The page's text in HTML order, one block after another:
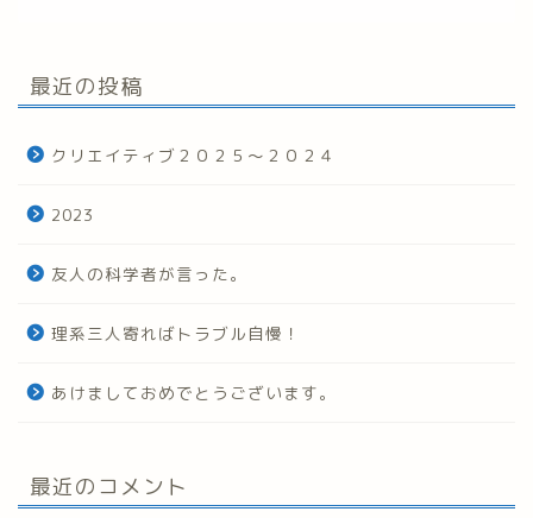
最近の投稿
クリエイティブ２０２５～２０２４
2023
友人の科学者が言った。
理系三人寄ればトラブル自慢！
あけましておめでとうございます。
最近のコメント